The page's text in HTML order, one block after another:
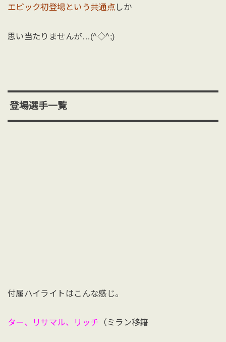
エピック初登場という共通点 しか
思い当たりませんが…(^◇^;)
登場選手一覧
付属ハイライトはこんな感じ。
ター、リサマル、リッチ （ミラン移籍